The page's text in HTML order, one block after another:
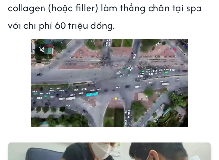
collagen (hoặc filler) làm thẳng chân tại spa
với chi phí 60 triệu đồng.